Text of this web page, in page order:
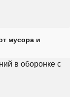
мусора и